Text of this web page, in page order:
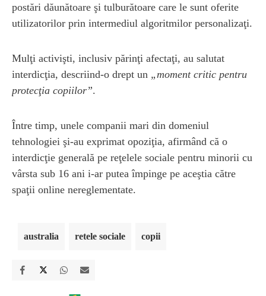
postări dăunătoare şi tulburătoare care le sunt oferite
utilizatorilor prin intermediul algoritmilor personalizaţi.
Mulţi activişti, inclusiv părinţi afectaţi, au salutat
interdicţia, descriind-o drept un „moment critic pentru
protecţia copiilor”.
Între timp, unele companii mari din domeniul
tehnologiei şi-au exprimat opoziţia, afirmând că o
interdicţie generală pe reţelele sociale pentru minorii cu
vârsta sub 16 ani i-ar putea împinge pe aceştia către
spaţii online nereglementate.
australia retele sociale copii